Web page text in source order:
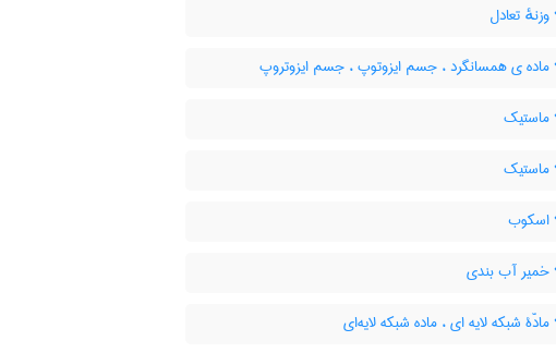
وزنهٔ تعادل
ماده ی همسانگرد ، جسم ایزوتوپ ، جسم ایزوتروپ
ماستیک
ماستیک
اسکوب
خمیر آب بندی
مادّۀ شبکه لایه ای ، ماده شبکه لایه‌ای